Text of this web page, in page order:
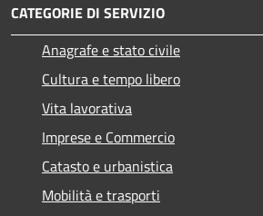
CATEGORIE DI SERVIZIO
Anagrafe e stato civile
Cultura e tempo libero
Vita lavorativa
Imprese e Commercio
Catasto e urbanistica
Mobilità e trasporti